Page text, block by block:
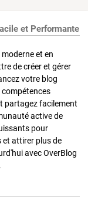
et Performante
et en
de créer et gérer
votre blog
compétences
partagez facilement
active de
pour
et attirer plus de
avec OverBlog